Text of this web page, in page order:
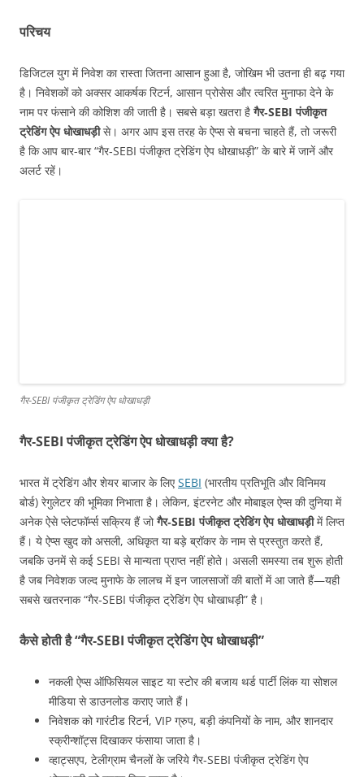
परिचय
डिजिटल युग में निवेश का रास्ता जितना आसान हुआ है, जोखिम भी उतना ही बढ़ गया
है। निवेशकों को अक्सर आकर्षक रिटर्न, आसान प्रोसेस और त्वरित मुनाफा देने के
नाम पर फंसाने की कोशिश की जाती है। सबसे बड़ा खतरा हैगैर‑SEBI पंजीकृत
ट्रेडिंग ऐप धोखाधड़ीसे। अगर आप इस तरह के ऐप्स से बचना चाहते हैं, तो जरूरी
है कि आप बार-बार “गैर‑SEBI पंजीकृत ट्रेडिंग ऐप धोखाधड़ी” के बारे में जानें और
अलर्ट रहें।
गैर‑SEBI पंजीकृत ट्रेडिंग ऐप धोखाधड़ी
गैर‑SEBI पंजीकृत ट्रेडिंग ऐप धोखाधड़ी क्या है?
भारत में ट्रेडिंग और शेयर बाजार के लिए SEBI (भारतीय प्रतिभूति और विनिमय
बोर्ड) रेगुलेटर की भूमिका निभाता है। लेकिन, इंटरनेट और मोबाइल ऐप्स की दुनिया में
अनेक ऐसे प्लेटफॉर्म्स सक्रिय हैं जोगैर‑SEBI पंजीकृत ट्रेडिंग ऐप धोखाधड़ीमें लिप्त
हैं। ये ऐप्स खुद को असली, अधिकृत या बड़े ब्रॉकर के नाम से प्रस्तुत करते हैं,
जबकि उनमें से कई SEBI से मान्यता प्राप्त नहीं होते। असली समस्या तब शुरू होती
है जब निवेशक जल्द मुनाफे के लालच में इन जालसाजों की बातों में आ जाते हैं—यही
सबसे खतरनाक “गैर‑SEBI पंजीकृत ट्रेडिंग ऐप धोखाधड़ी” है।
कैसे होती है “गैर‑SEBI पंजीकृत ट्रेडिंग ऐप धोखाधड़ी”
नकली ऐप्स ऑफिसियल साइट या स्टोर की बजाय थर्ड पार्टी लिंक या सोशल
मीडिया से डाउनलोड कराए जाते हैं।
निवेशक को गारंटीड रिटर्न, VIP ग्रुप, बड़ी कंपनियों के नाम, और शानदार
स्क्रीन्शॉट्स दिखाकर फंसाया जाता है।
व्हाट्सएप, टेलीग्राम चैनलों के जरिये गैर‑SEBI पंजीकृत ट्रेडिंग ऐप